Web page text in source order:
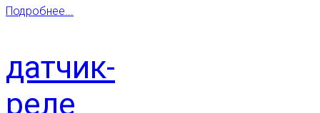
Подробнее...
датчик-
реле